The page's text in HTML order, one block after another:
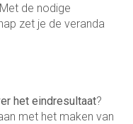
. Met de nodige
zet je de veranda
het eindresultaat?
met het maken van